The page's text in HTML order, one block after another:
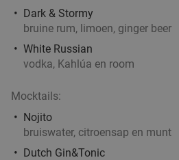
Dark & Stormy
bruine rum, limoen, ginger beer
White Russian
vodka, Kahlúa en room
Mocktails:
Nojito
bruiswater, citroensap en munt
Dutch Gin&Tonic